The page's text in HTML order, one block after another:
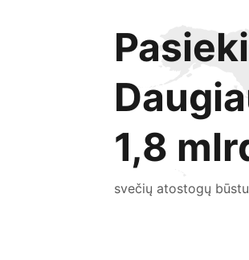
1,8
svečių atostogų